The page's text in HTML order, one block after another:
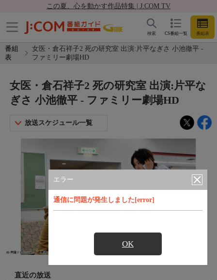
この夏、心を動かす作品特集 | J:COM TV
CS番組一覧 番組表
検索
番組
表
女医・倉石祥子2 死の研究室 出演:片平なぎさ 小池徹平 -
ファミリー劇場HD
エラー
通信に問題が発生しました[error]
OK
女医・倉石祥子2 死の研究室 出演:片平な
ぎさ 小池徹平 - ファミリー劇場HD
放送スケジュール一覧
直近の放送